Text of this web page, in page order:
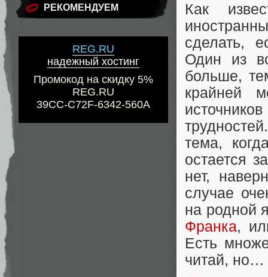
РЕКОМЕНДУЕМ
REG.RU
надежный хостинг
Промокод на скидку 5%
REG.RU
39CC-C72F-6342-560A
Как
сделать,
Один из
больше,
крайней
тема,
остается
нет,
случае
на родной
Франка,
Есть
читай, но…